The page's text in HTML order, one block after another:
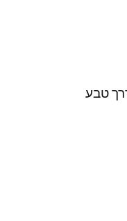
טבע